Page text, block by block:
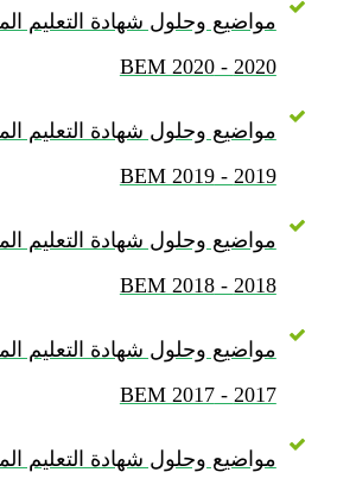
مواضيع وحلول شهادة التعليم
2020 - BEM 2020
مواضيع وحلول شهادة التعليم
2019 - BEM 2019
مواضيع وحلول شهادة التعليم
2018 - BEM 2018
مواضيع وحلول شهادة التعليم
2017 - BEM 2017
مواضيع وحلول شهادة التعليم